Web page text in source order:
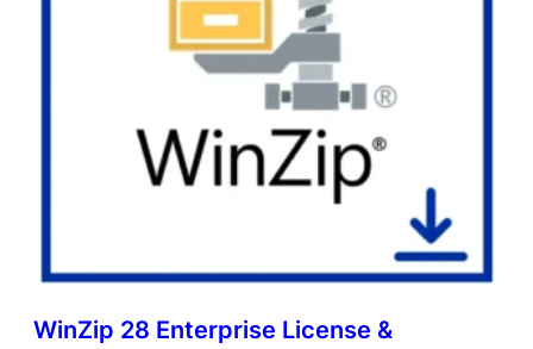
WinZip 28 Enterprise License &